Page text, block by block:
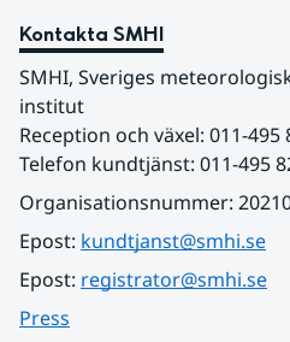
Kontakta SMHI
SMHI, Sveriges
institut
Reception och växel: 011-495
Telefon kundtjänst: 011-495
Organisationsnummer:
Epost: kundtjanst@smhi.se
Epost: registrator@smhi.se
Press